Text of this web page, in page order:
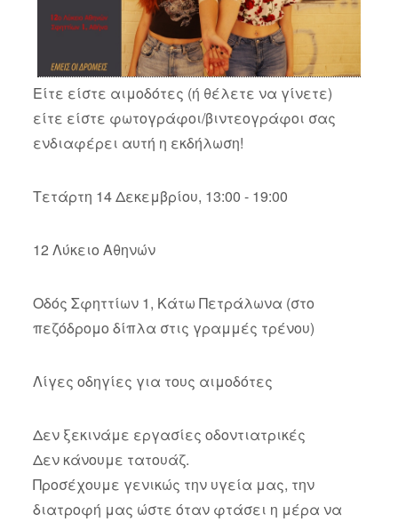
Είτε είστε αιμοδότες (ή θέλετε να γίνετε)
είτε είστε φωτογράφοι/βιντεογράφοι σας
ενδιαφέρει αυτή η εκδήλωση!
Τετάρτη 14 Δεκεμβρίου, 13:00 - 19:00
12 Λύκειο Αθηνών
Οδός Σφηττίων 1, Κάτω Πετράλωνα (στο
πεζόδρομο δίπλα στις γραμμές τρένου)
Λίγες οδηγίες για τους αιμοδότες
Δεν ξεκινάμε εργασίες οδοντιατρικές
Δεν κάνουμε τατουάζ.
Προσέχουμε γενικώς την υγεία μας, την
διατροφή μας ώστε όταν φτάσει η μέρα να